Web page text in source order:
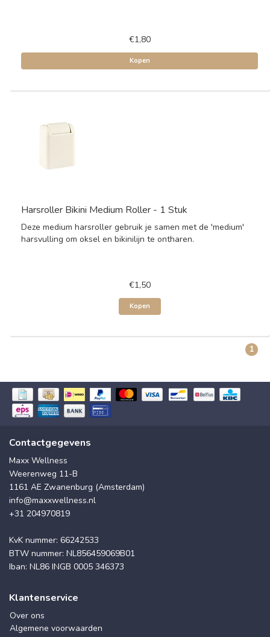
€1,80
Kopen
Harsroller Bikini Medium Roller - 1 Stuk
Deze medium harsroller gebruik je samen met de 'medium'
harsvulling om oksel en bikinilijn te ontharen.
€1,50
Kopen
1
Contactgegevens
Maxx Wellness
Weerenweg 11-B
1161 AE Zwanenburg (Amsterdam)
info@maxxwellness.nl
+31 204970819
KvK nummer: 66242533
BTW nummer: NL856459069B01
Iban: NL86 INGB 0005 346373
Klantenservice
Over ons
Algemene voorwaarden